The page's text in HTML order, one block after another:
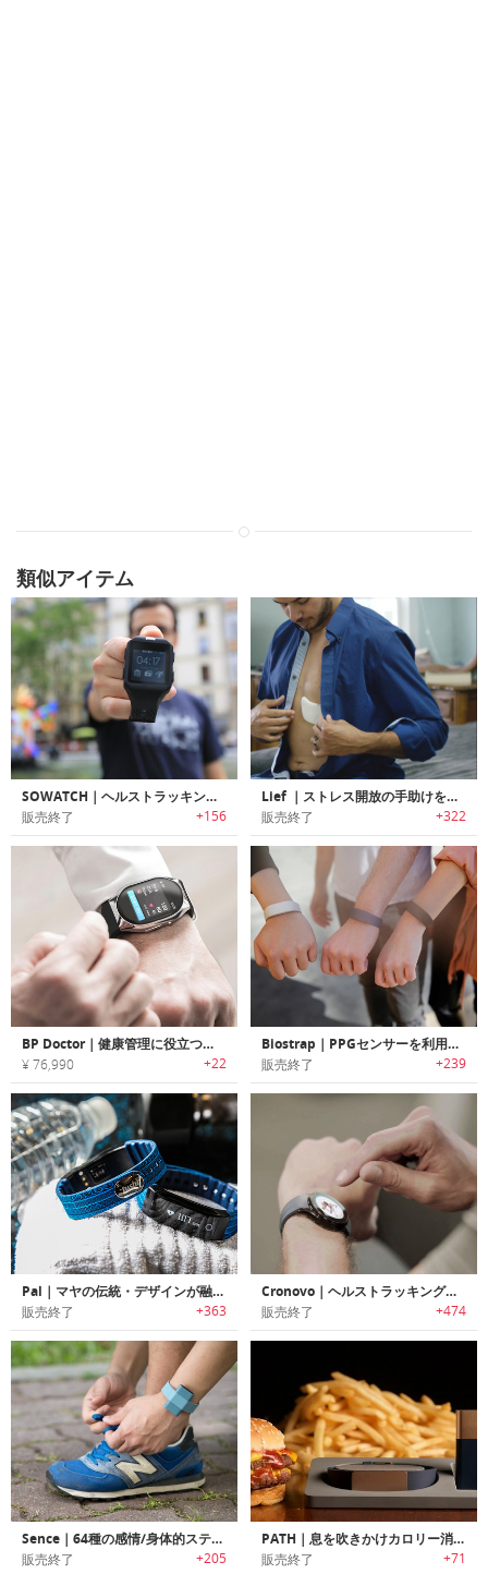
類似アイテム
SOWATCH｜ヘルストラッキング機能搭載スマートウォッチ「ソーウォッチ 」
販売終了 +156
Lief ｜ストレス開放の手助けをするスマートパッチ「リーフ」
販売終了 +322
BP Doctor｜健康管理に役立つ血圧モニタースマートウォッチ「BPドクター」
¥ 76,990 +22
Biostrap｜PPGセンサーを利用して健康状態を把握可能なクリニカル品質マルチデバイスウェアラブルプラットフォーム 「バイオストラップ」
販売終了 +239
Pal｜マヤの伝統・デザインが融合したフィットネストラッカー「パル」
販売終了 +363
Cronovo｜ヘルストラッキング機能搭載スマートウォッチ「クロノボ」
販売終了 +474
Sence｜64種の感情/身体的ステータスをトラッキング可能なヘルス/感情トラッカー「センス」
販売終了 +205
PATH｜息を吹きかけカロリー消費量や運動量を測定するヘルスケアバンド「パス」
販売終了 +71